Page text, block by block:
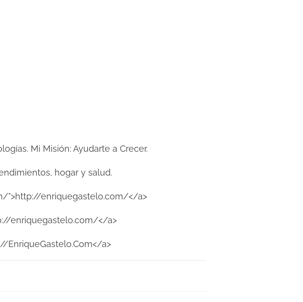
Mi Misión: Ayudarte a Crecer.
hogar y salud.
enriquegastelo.com/</a>
enriquegastelo.com/</a>
EnriqueGastelo.Com</a>